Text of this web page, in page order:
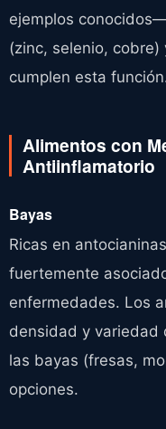
ejemplos
(zinc, selenio,
cumplen esta
Alimentos con
Antiinflamatorio
Bayas
Ricas en
fuertemente
enfermedades. Los
densidad y variedad
las bayas (fresas,
opciones.